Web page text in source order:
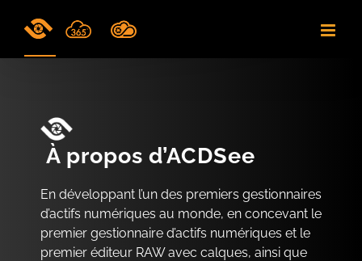
À propos d’ACDSee
En développant l’un des premiers gestionnaires
d’actifs numériques au monde, en concevant le
premier gestionnaire d’actifs numériques et le
premier éditeur RAW avec calques, ainsi que